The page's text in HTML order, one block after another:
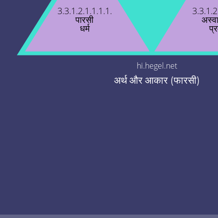
3.3.1.2.1.1.1.1.
पारसी
धर्म
hi.hegel.net
अर्थ और आकार (फारसी)